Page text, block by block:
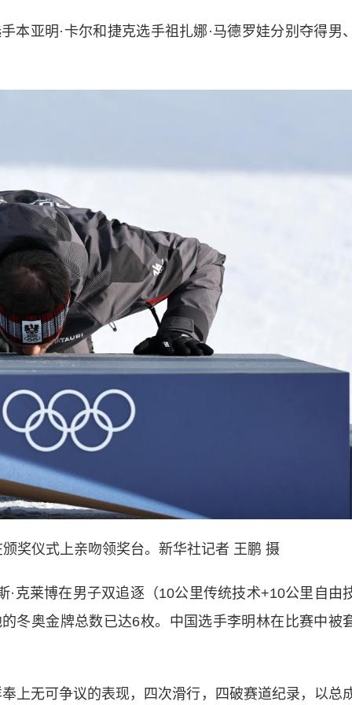
亚明·卡尔和捷克选手祖扎娜·马德罗娃分别夺得男
仪式上亲吻领奖台。新华社记者 王鹏 摄
莱博在男子双追逐（10公里传统技术+10公里自由
冬奥金牌总数已达6枚。中国选手李明林在比赛中被
无可争议的表现，四次滑行，四破赛道纪录，以总